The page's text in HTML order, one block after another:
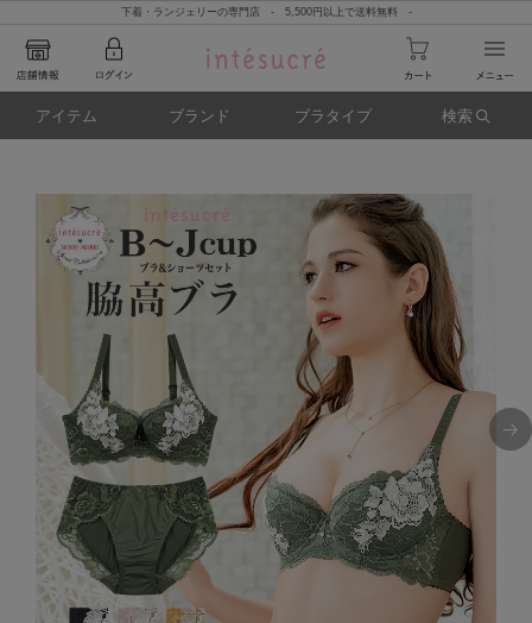
下着・ランジェリーの専門店 - 5,500円以上で送料無料 -
アイテム ブランド ブラタイプ 検索